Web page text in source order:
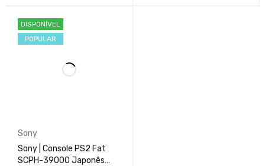
DISPONÍVEL
POPULAR
Sony
Sony | Console PS2 Fat
SCPH-39000 Japonês